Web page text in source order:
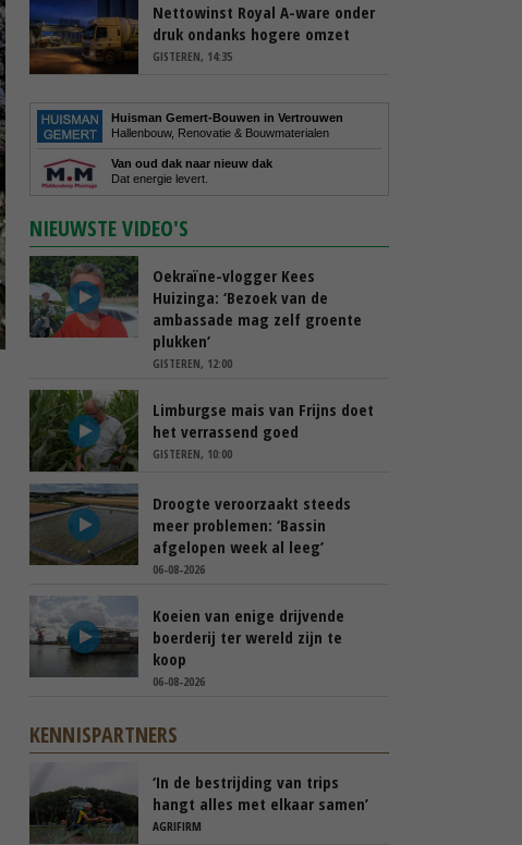
Nettowinst Royal A-ware onder
druk ondanks hogere omzet
GISTEREN, 14:35
Huisman Gemert-Bouwen in Vertrouwen
Hallenbouw, Renovatie & Bouwmaterialen
Van oud dak naar nieuw dak
Dat energie levert.
NIEUWSTE VIDEO'S
Oekraïne-vlogger Kees
Huizinga: ‘Bezoek van de
ambassade mag zelf groente
plukken’
GISTEREN, 12:00
Limburgse mais van Frijns doet
het verrassend goed
GISTEREN, 10:00
Droogte veroorzaakt steeds
meer problemen: ‘Bassin
afgelopen week al leeg’
06-08-2026
Koeien van enige drijvende
boerderij ter wereld zijn te
koop
06-08-2026
KENNISPARTNERS
‘In de bestrijding van trips
hangt alles met elkaar samen’
AGRIFIRM